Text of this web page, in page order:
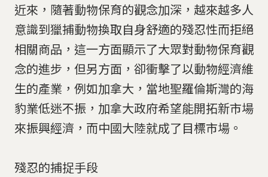
近來，隨著動物保育的觀念加深，越來越多人
意識到獵捕動物換取自身舒適的殘忍性而拒絕
相關商品，這一方面顯示了大眾對動物保育觀
念的進步，但另方面，卻衝擊了以動物經濟維
生的產業，例如加拿大，當地聖羅倫斯灣的海
豹業低迷不振，加拿大政府希望能開拓新市場
來振興經濟，而中國大陸就成了目標市場。
殘忍的捕捉手段